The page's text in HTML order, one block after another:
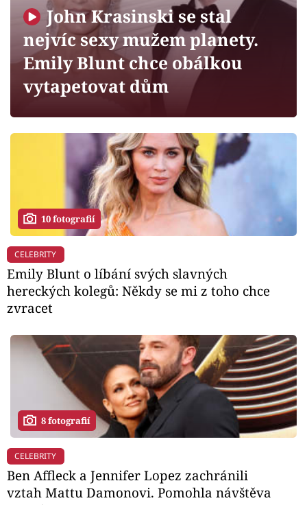
Sledujte prima+
Filmový festival Karlovy Vary
Mámy sobě
Přihlášení
Sledujte nás
John Krasinski se stal
nejvíc sexy mužem planety.
Emily Blunt chce obálkou
vytapetovat dům
10 fotografií
CELEBRITY
Emily Blunt o líbání svých slavných
hereckých kolegů: Někdy se mi z toho chce
zvracet
8 fotografií
CELEBRITY
Ben Affleck a Jennifer Lopez zachránili
vztah Mattu Damonovi. Pomohla návštěva